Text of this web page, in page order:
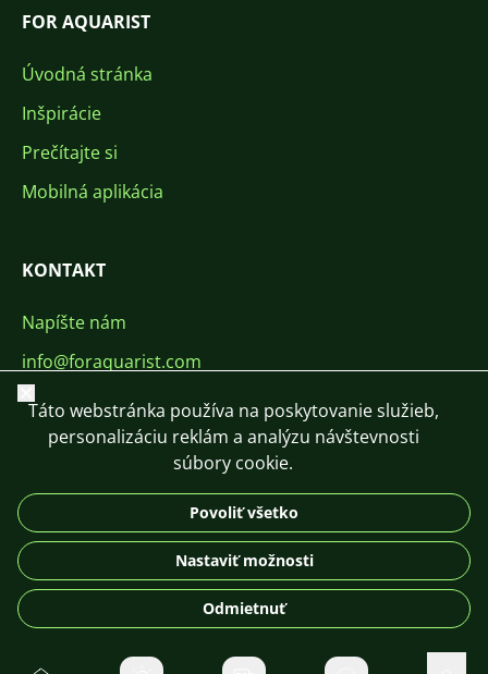
FOR AQUARIST
Úvodná stránka
Inšpirácie
Prečítajte si
Mobilná aplikácia
KONTAKT
Napíšte nám
info@foraquarist.com
+420 603 449 602
DE
© 2026 For Aquarist
Zavrieť
Táto webstránka používa na poskytovanie služieb,
personalizáciu reklám a analýzu návštevnosti
súbory cookie.
Povoliť všetko
Nastaviť možnosti
Odmietnuť